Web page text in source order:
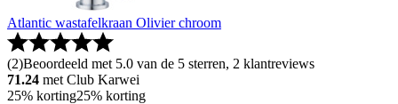
Atlantic wastafelkraan Olivier chroom
(2)Beoordeeld met 5.0 van de 5 sterren, 2 klantreviews
71.24 met Club Karwei
25% korting25% korting